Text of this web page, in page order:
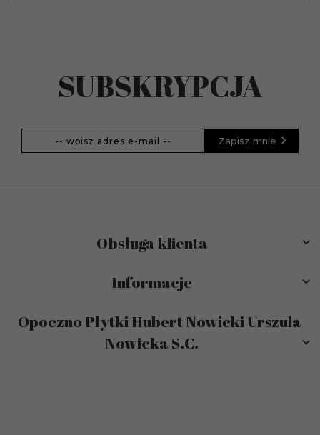
SUBSKRYPCJA
Zapisz mnie
Obsługa klienta
Informacje
Opoczno Płytki Hubert Nowicki Urszula
Nowicka S.C.